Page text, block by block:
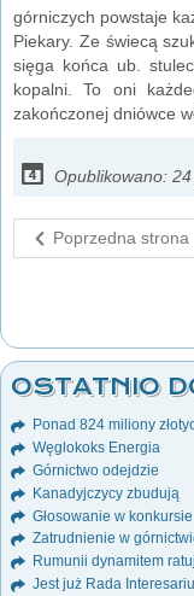
górniczych powstaje
Piekary. Ze świecą
sięga końca ub.
kopalni. To oni
zakończonej dniówce
Opublikowano:
Poprzedna strona
OSTATNIO
Ponad 824 miliony
Węglokoks Energia
Górnictwo odejdzie
Kanadyjczycy zbudują
Głosowanie w konkursie
Zatrudnienie w
Rumunii dynamitem
Jest już Rada